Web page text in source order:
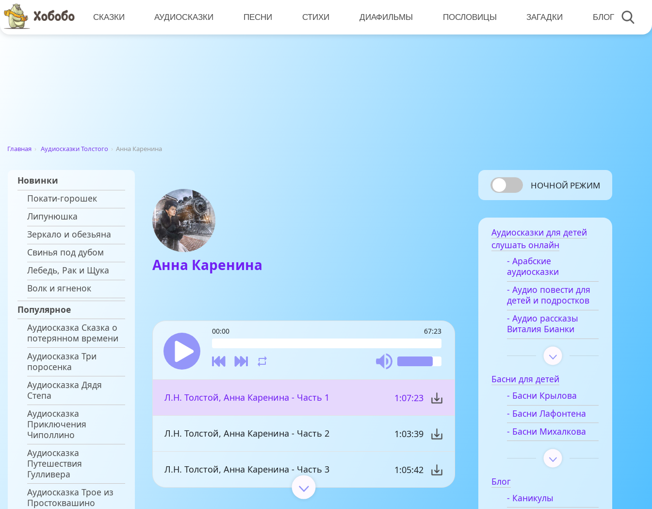
СКАЗКИ АУДИОСКАЗКИ ПЕСНИ СТИХИ ДИАФИЛЬМЫ ПОСЛОВИЦЫ ЗАГАДКИ БЛОГ
Главная › Аудиосказки Толстого › Анна Каренина
Новинки
Покати-горошек
Липунюшка
Зеркало и обезьяна
Свинья под дубом
Лебедь, Рак и Щука
Волк и ягненок
Популярное
Аудиосказка Сказка о
потерянном времени
Аудиосказка Три
поросенка
Аудиосказка Дядя
Степа
Аудиосказка
Приключения
Чиполлино
Аудиосказка
Путешествия
Гулливера
Аудиосказка Трое из
Простоквашино
Анна Каренина
00:00 67:23
Л.Н. Толстой, Анна Каренина - Часть 1 1:07:23
Л.Н. Толстой, Анна Каренина - Часть 2 1:03:39
Л.Н. Толстой, Анна Каренина - Часть 3 1:05:42
НОЧНОЙ РЕЖИМ
Аудиосказки для детей
слушать онлайн
- Арабские
аудиосказки
- Аудио повести для
детей и подростков
- Аудио рассказы
Виталия Бианки
Басни для детей
- Басни Крылова
- Басни Лафонтена
- Басни Михалкова
Блог
- Каникулы